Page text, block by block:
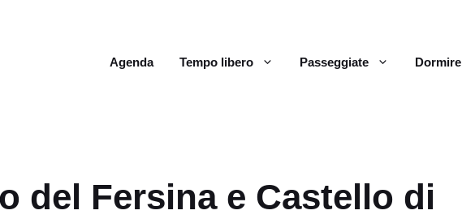
Agenda Tempo libero Passeggiate Dormire
del Fersina e Castello di